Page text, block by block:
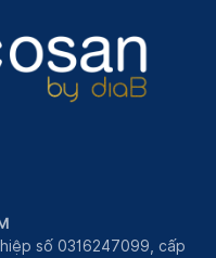
số 0316247099, cấp